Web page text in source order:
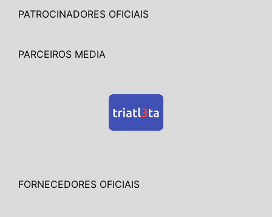
PATROCINADORES OFICIAIS
PARCEIROS MEDIA
FORNECEDORES OFICIAIS